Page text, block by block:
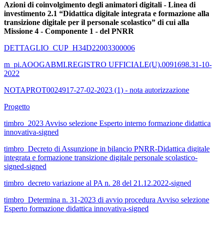
Azioni di coinvolgimento degli animatori digitali - Linea di
investimento 2.1 “Didattica digitale integrata e formazione alla
transizione digitale per il personale scolastico” di cui alla
Missione 4 - Componente 1 - del PNRR
DETTAGLIO_CUP_H34D22003300006
m_pi.AOOGABMI.REGISTRO UFFICIALE(U).0091698.31-10-
2022
NOTAPROT0024917-27-02-2023 (1) - nota autorizzazione
Progetto
timbro_2023 Avviso selezione Esperto interno formazione didattica
innovativa-signed
timbro_Decreto di Assunzione in bilancio PNRR-Didattica digitale
integrata e formazione transizione digitale personale scolastico-
signed-signed
timbro_decreto variazione al PA n. 28 del 21.12.2022-signed
timbro_Determina n. 31-2023 di avvio procedura Avviso selezione
Esperto formazione didattica innovativa-signed